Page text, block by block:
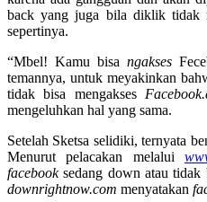
back yang juga bila diklik tidak
sepertinya.
“Mbel! Kamu bisa ngakses
temannya, untuk meyakinkan
tidak bisa mengakses
mengeluhkan hal yang sama.
Setelah Sketsa selidiki, ternyata
Menurut pelacakan melalui
facebooksedang down atau tidak
downrightnow.com menyatakan